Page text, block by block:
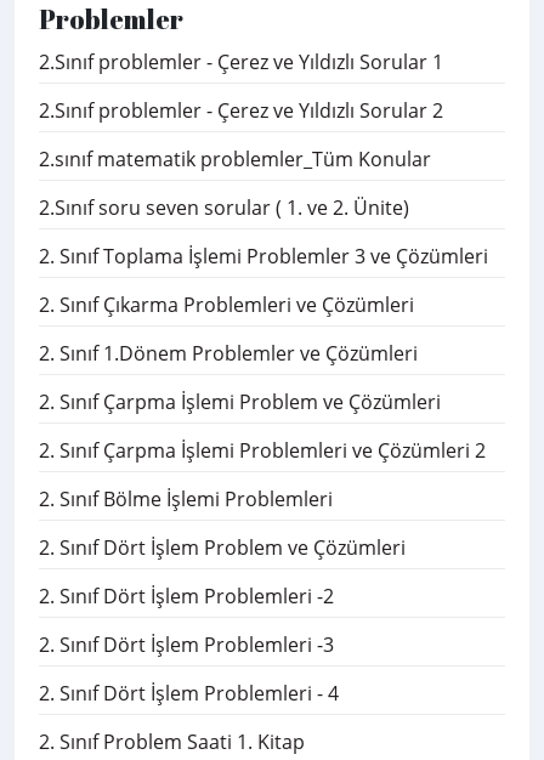
Problemler
2.Sınıf problemler - Çerez ve Yıldızlı Sorular 1
2.Sınıf problemler - Çerez ve Yıldızlı Sorular 2
2.sınıf matematik problemler_Tüm Konular
2.Sınıf soru seven sorular ( 1. ve 2. Ünite)
2. Sınıf Toplama İşlemi Problemler 3 ve Çözümleri
2. Sınıf Çıkarma Problemleri ve Çözümleri
2. Sınıf 1.Dönem Problemler ve Çözümleri
2. Sınıf Çarpma İşlemi Problem ve Çözümleri
2. Sınıf Çarpma İşlemi Problemleri ve Çözümleri 2
2. Sınıf Bölme İşlemi Problemleri
2. Sınıf Dört İşlem Problem ve Çözümleri
2. Sınıf Dört İşlem Problemleri -2
2. Sınıf Dört İşlem Problemleri -3
2. Sınıf Dört İşlem Problemleri - 4
2. Sınıf Problem Saati 1. Kitap